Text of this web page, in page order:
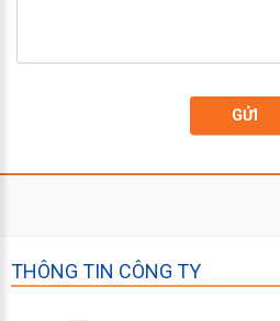
GỬI
THÔNG TIN CÔNG TY